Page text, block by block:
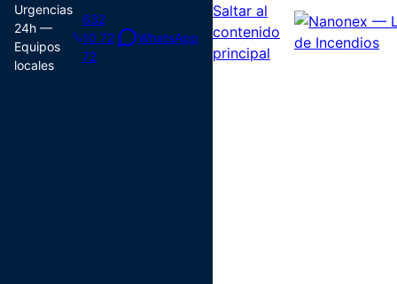
Urgencias
24h —
Equipos
locales
632
10 72
72
WhatsApp
Saltar al
contenido
principal